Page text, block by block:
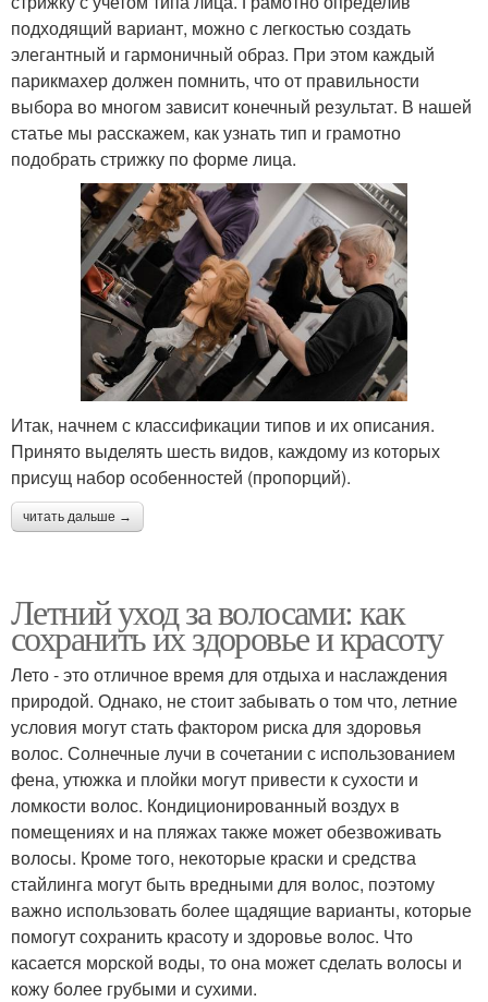
подходящий вариант, можно с легкостью создать
элегантный и гармоничный образ. При этом каждый
парикмахер должен помнить, что от правильности
выбора во многом зависит конечный результат. В нашей
статье мы расскажем, как узнать тип и грамотно
подобрать стрижку по форме лица.
Итак, начнем с классификации типов и их описания.
Принято выделять шесть видов, каждому из которых
присущ набор особенностей (пропорций).
читать дальше →
Летний уход за волосами: как
сохранить их здоровье и красоту
Лето - это отличное время для отдыха и наслаждения
природой. Однако, не стоит забывать о том что, летние
условия могут стать фактором риска для здоровья
волос. Солнечные лучи в сочетании с использованием
фена, утюжка и плойки могут привести к сухости и
ломкости волос. Кондиционированный воздух в
помещениях и на пляжах также может обезвоживать
волосы. Кроме того, некоторые краски и средства
стайлинга могут быть вредными для волос, поэтому
важно использовать более щадящие варианты, которые
помогут сохранить красоту и здоровье волос. Что
касается морской воды, то она может сделать волосы и
кожу более грубыми и сухими.